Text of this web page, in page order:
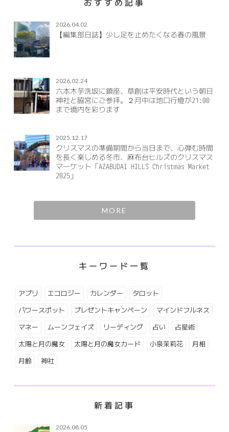
おすすめ記事
2026.04.02
【編集部日誌】少し足を止めたくなる春の風景
2026.02.24
六本木芋洗坂に鎮座、草創は平安時代という朝日
神社と脇宮にご参拝。２月中は地口行燈が21:00
まで境内を彩ります
2025.12.17
クリスマスの準備期間から当日まで、心弾む時間
を長く楽しめる冬市、麻布台ヒルズのクリスマス
マーケット「AZABUDAI HILLS Christmas Market
2025」
MORE
キーワード一覧
アプリ エコロジー カレンダー タロット
パワースポット プレゼントキャンペーン マインドフルネス
マネー ムーンフェイズ リーディング 占い 占星術
太陽と月の魔女 太陽と月の魔女カード 小泉茉莉花 月相
月齢 神社
新着記事
2026.08.05